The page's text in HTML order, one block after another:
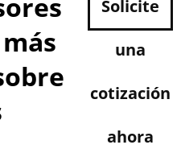
Solicite
una
cotización
ahora